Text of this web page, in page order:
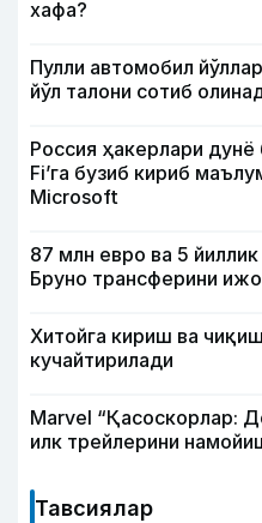
хафа?
Пулли автомобил
йўл талони сотиб
Россия ҳакерлари
Fi’га бузиб кириб
Microsoft
87 млн евро ва 5
Бруно трансферини
Хитойга кириш ва
кучайтирилади
Marvel “Қасоскорлар:
илк трейлерини
Тавсиялар